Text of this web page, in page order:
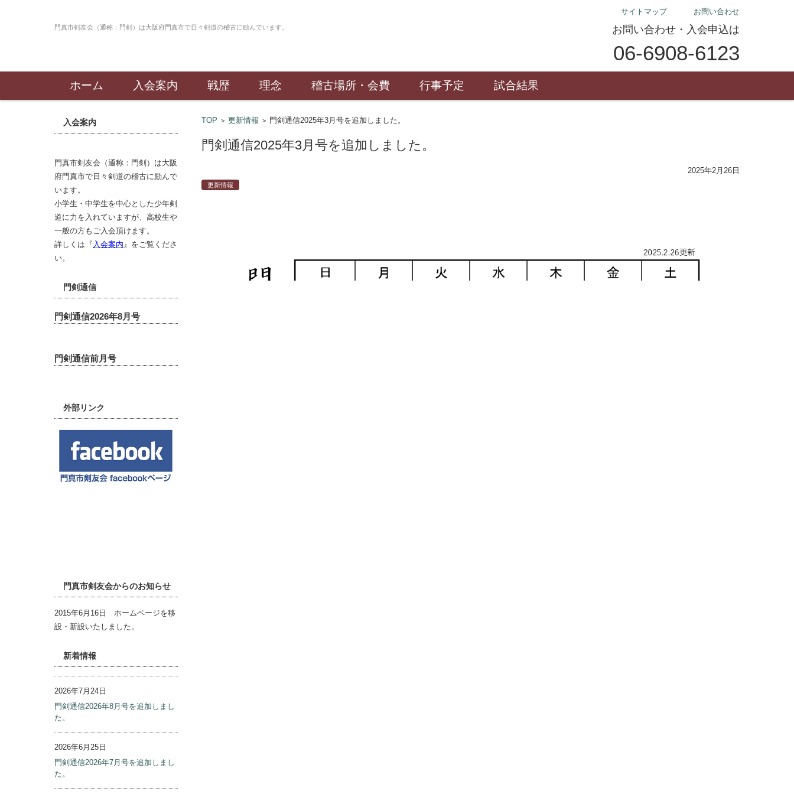
門真市剣友会（通称：門剣）は大阪府門真市で日々剣道の稽古に励んでいます。
サイトマップ お問い合わせ
お問い合わせ・入会申込は
06-6908-6123
コンテンツに移動
ホーム 入会案内 戦歴 理念 稽古場所・会費 行事予定 試合結果
TOP > 更新情報> 門剣通信2025年3月号を追加しました。
門剣通信2025年3月号を追加しました。
2025年2月26日
更新情報
入会案内
門真市剣友会（通称：門剣）は大阪
府門真市で日々剣道の稽古に励んで
います。
小学生・中学生を中心とした少年剣
道に力を入れていますが、高校生や
詳しくは『入会案内
門剣通信2026年8月号
門剣通信前月号
門真市剣友会からのお知らせ
2015年6月16日 ホームページを移
設・新設いたしました。
新着情報